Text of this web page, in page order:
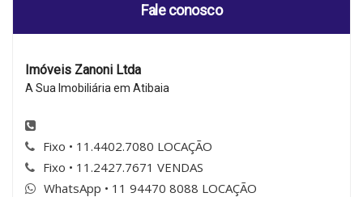
Fale conosco
Imóveis Zanoni Ltda
A Sua Imobiliária em Atibaia
Fixo • 11.4402.7080 LOCAÇÃO
Fixo • 11.2427.7671 VENDAS
WhatsApp • 11 94470 8088 LOCAÇÃO